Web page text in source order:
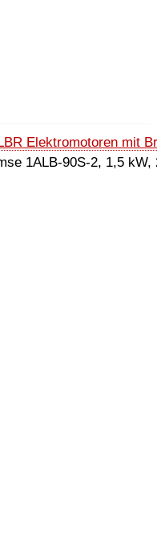
Elektromotoren mit
1ALB-90S-2, 1,5 kW,